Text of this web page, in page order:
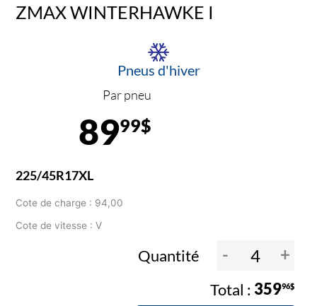
ZMAX WINTERHAWKE I
Pneus d'hiver
Par pneu
8999$
225/45R17XL
Cote de charge : 94,00
Cote de vitesse : V
Quantité - +
35996$